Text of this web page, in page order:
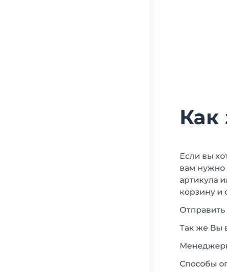
Как
Если вы
вам нужно
артикула
корзину и
Отправить
Так же Вы
Способы